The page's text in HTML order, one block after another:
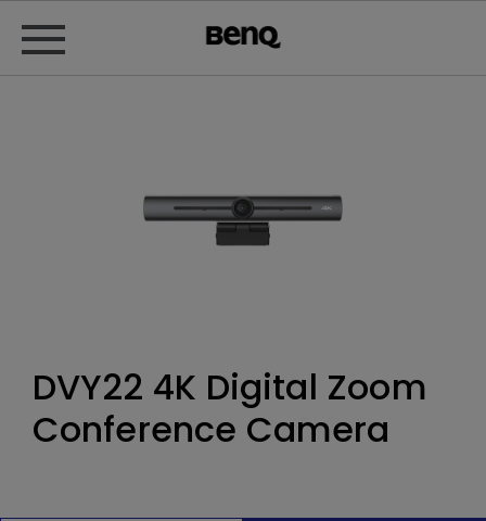
DVY22 4K Digital Zoom
Conference Camera